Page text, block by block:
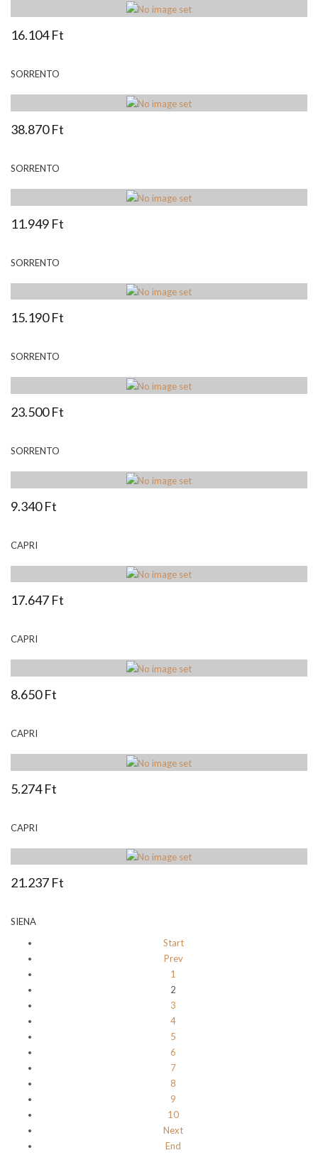
16.104 Ft
SORRENTO
38.870 Ft
SORRENTO
11.949 Ft
SORRENTO
15.190 Ft
SORRENTO
23.500 Ft
SORRENTO
9.340 Ft
CAPRI
17.647 Ft
CAPRI
8.650 Ft
CAPRI
5.274 Ft
CAPRI
21.237 Ft
SIENA
Start
Prev
1
2
3
4
5
6
7
8
9
10
Next
End